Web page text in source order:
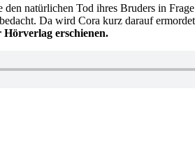
natürlichen Tod ihres Bruders in
Da wird Cora kurz darauf
erschienen.